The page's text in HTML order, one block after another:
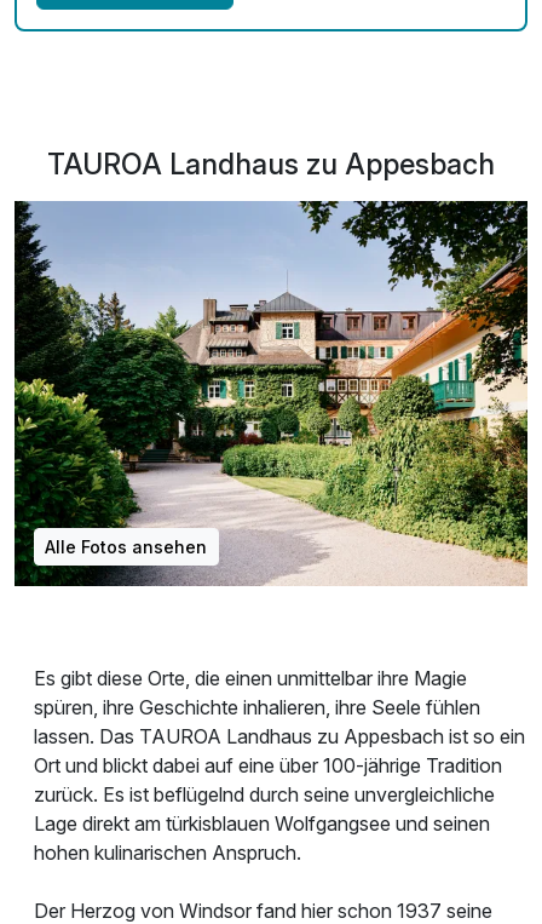
TAUROA Landhaus zu Appesbach
Alle Fotos ansehen
Es gibt diese Orte, die einen unmittelbar ihre Magie
spüren, ihre Geschichte inhalieren, ihre Seele fühlen
lassen. Das TAUROA Landhaus zu Appesbach ist so ein
Ort und blickt dabei auf eine über 100-jährige Tradition
zurück. Es ist beflügelnd durch seine unvergleichliche
Lage direkt am türkisblauen Wolfgangsee und seinen
hohen kulinarischen Anspruch.
Der Herzog von Windsor fand hier schon 1937 seine